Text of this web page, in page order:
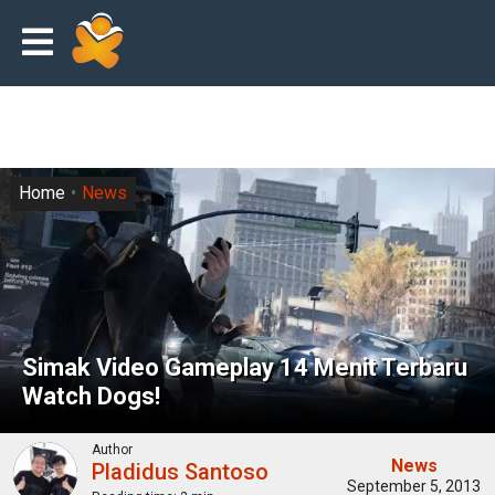
Simak Video Gameplay 14 Menit Terbaru
Watch Dogs!
Home News
Author
Pladidus Santoso News
September 5, 2013